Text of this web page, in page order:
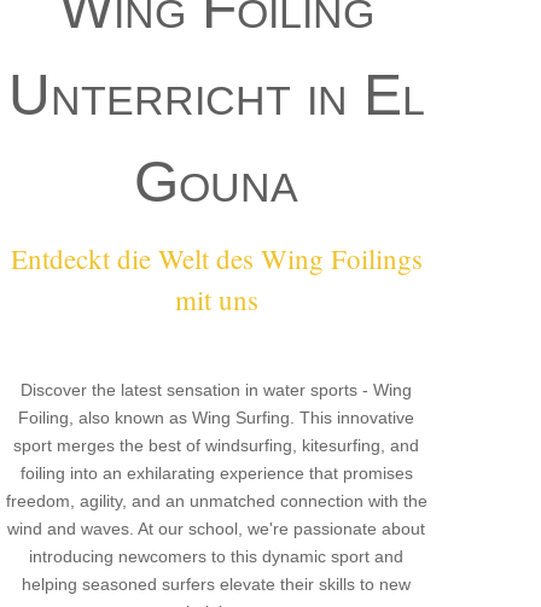
Unterricht in El
Gouna
Entdeckt die Welt des Wing Foilings
mit uns
Discover the latest sensation in water sports - Wing
Foiling, also known as Wing Surfing. This innovative
sport merges the best of windsurfing, kitesurfing, and
foiling into an exhilarating experience that promises
freedom, agility, and an unmatched connection with the
wind and waves. At our school, we're passionate about
introducing newcomers to this dynamic sport and
helping seasoned surfers elevate their skills to new